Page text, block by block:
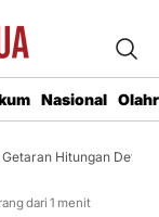
Nasional
Hitungan Detik
dari 1 menit